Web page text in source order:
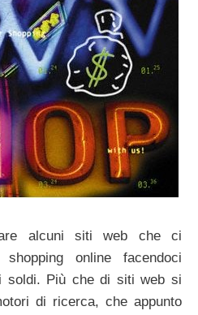
alcuni siti web che ci
online facendoci
soldi. Più che di siti web si
di ricerca, che appunto